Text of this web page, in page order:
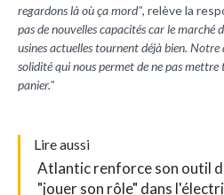
regardons là où ça mord", relève la
pas de nouvelles capacités car le marché
usines actuelles tournent déjà bien.
solidité qui nous permet de ne pas
panier."
L ire aussi
Atlantic renforce son outil
"jouer son rôle" dans